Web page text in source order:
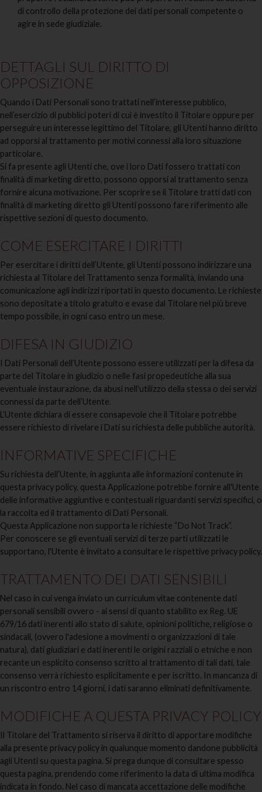
di controllo della protezione dei dati personali competente o
agire in sede giudiziale.
DETTAGLI SUL DIRITTO DI
OPPOSIZIONE
Quando i Dati Personali sono trattati nell’interesse pubblico,
nell’esercizio di pubblici poteri di cui è investito il Titolare oppure per
perseguire un interesse legittimo del Titolare, gli Utenti hanno diritto
ad opporsi al trattamento per motivi connessi alla loro situazione
particolare.
Si fa presente agli Utenti che, ove i loro Dati fossero trattati con
finalità di marketing diretto, possono opporsi al trattamento senza
fornire alcuna motivazione. Per scoprire se il Titolare tratti dati con
finalità di marketing diretto gli Utenti possono fare riferimento alle
rispettive sezioni di questo documento.
COME ESERCITARE I DIRITTI
Per esercitare i diritti dell’Utente, gli Utenti possono indirizzare una
richiesta al Titolare del Trattamento senza formalità, inviando una
comunicazione agli indirizzi riportati in questo documento. Le richieste
sono depositate a titolo gratuito e evase dal Titolare nel più breve
tempo possibile, in ogni caso entro un mese.
DIFESA IN GIUDIZIO
I Dati Personali dell’Utente possono essere utilizzati per la difesa da
parte del Titolare in giudizio o nelle fasi propedeutiche alla sua
eventuale instaurazione, da abusi nell'utilizzo della stessa o dei servizi
connessi da parte dell’Utente.
L’Utente dichiara di essere consapevole che il Titolare potrebbe
essere richiesto di rivelare i Dati su richiesta delle pubbliche autorità.
INFORMATIVE SPECIFICHE
Su richiesta dell’Utente, in aggiunta alle informazioni contenute in
questa privacy policy, questa Applicazione potrebbe fornire all'Utente
delle informative aggiuntive e contestuali riguardanti servizi specifici, o
la raccolta ed il trattamento di Dati Personali.
Questa Applicazione non supporta le richieste “Do Not Track”.
Per conoscere se gli eventuali servizi di terze parti utilizzati le
supportano, l'Utente è invitato a consultare le rispettive privacy policy.
TRATTAMENTO DEI DATI SENSIBILI
Nel caso in cui venga inviato un curriculum vitae contenente dati
personali sensibili ovvero - ai sensi di quanto stabilito ex Reg. UE
679/16 dati inerenti allo stato di salute, opinioni politiche, religiose o
sindacali, (ovvero l'adesione a movimenti o organizzazioni di tale
natura), dati giudiziari e dati inerenti le origini razziali o etniche e non
recante un esplicito consenso scritto al trattamento di tali dati, tale
consenso verrà richiesto esplicitamente e per iscritto. In mancanza di
un riscontro entro 14 giorni, i dati saranno eliminati definitivamente.
MODIFICHE A QUESTA PRIVACY POLICY
Il Titolare del Trattamento si riserva il diritto di apportare modifiche
alla presente privacy policy in qualunque momento dandone pubblicità
agli Utenti su questa pagina. Si prega dunque di consultare spesso
questa pagina, prendendo come riferimento la data di ultima modifica
indicata in fondo. Nel caso di mancata accettazione delle modifiche